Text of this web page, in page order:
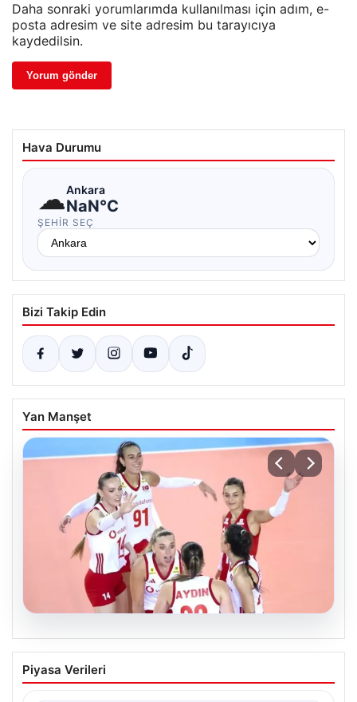
Daha sonraki yorumlarımda kullanılması için adım, e-
posta adresim ve site adresim bu tarayıcıya
kaydedilsin.
Hava Durumu
☁Ankara
NaN°C
ŞEHIR SEÇ
Bizi Takip Edin
Yan Manşet
Filenin Sultanları, Fransa’yı Yenilmez
Serisini Sürdürüyor
Piyasa Verileri